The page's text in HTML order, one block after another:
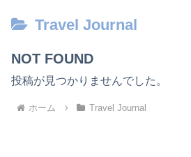
Travel Journal
NOT FOUND
投稿が見つかりませんでした。
ホーム Travel Journal